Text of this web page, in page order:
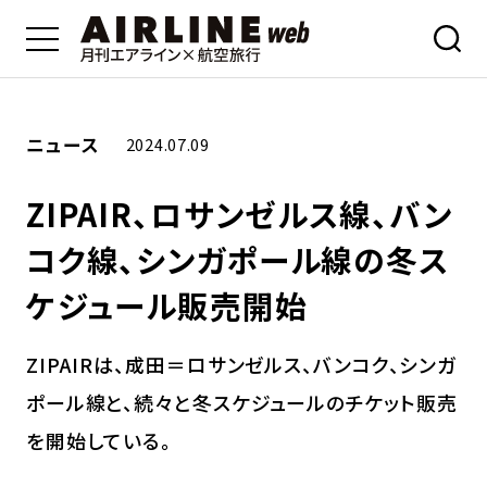
ニュース 2024.07.09
ZIPAIR、ロサンゼルス線、バン
コク線、シンガポール線の冬ス
ケジュール販売開始
ZIPAIRは、成田＝ロサンゼルス、バンコク、シンガ
ポール線と、続々と冬スケジュールのチケット販売
を開始している。